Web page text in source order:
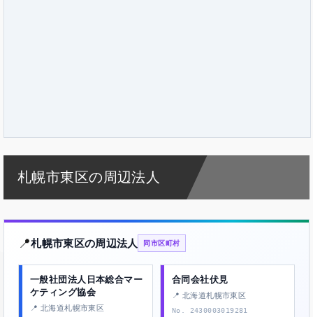
札幌市東区の周辺法人
📍札幌市東区の周辺法人 同市区町村
一般社団法人日本総合マー
ケティング協会
📍 北海道札幌市東区
合同会社伏見
📍 北海道札幌市東区
No. 2430003019281